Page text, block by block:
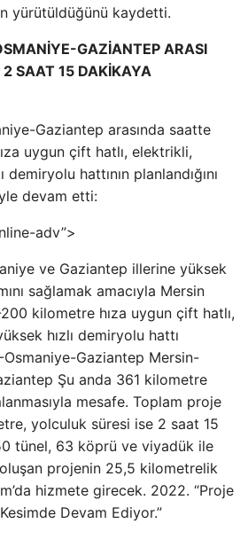
yürütüldüğünü kaydetti.
GAZİANTEP ARASI
2 SAAT 15 DAKİKAYA
Gaziantep arasında saatte
uygun çift hatlı, elektrikli,
hattının planlandığını
devam etti:
adv”>
ve Gaziantep illerine yüksek
sağlamak amacıyla Mersin
kilometre hıza uygun çift hatlı,
hızlı demiryolu hattı
Osmaniye-Gaziantep Mersin-
Şu anda 361 kilometre
mesafe. Toplam proje
yolculuk süresi ise 2 saat 15
tünel, 63 köprü ve viyadük ile
projenin 25,5 kilometrelik
hizmete girecek. 2022. “Proje
Devam Ediyor.”